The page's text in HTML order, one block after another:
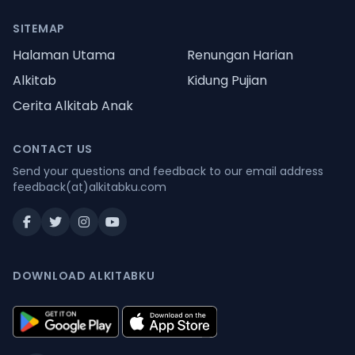
SITEMAP
Halaman Utama
Renungan Harian
Alkitab
Kidung Pujian
Cerita Alkitab Anak
CONTACT US
Send your questions and feedback to our email address
feedback(at)alkitabku.com
DOWNLOAD ALKITABKU